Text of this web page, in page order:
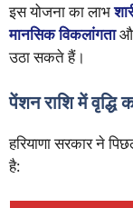
इस योजना का लाभ
मानसिक विकलांगता
उठा सकते हैं।
पेंशन राशि में
हरियाणा सरकार ने
है: